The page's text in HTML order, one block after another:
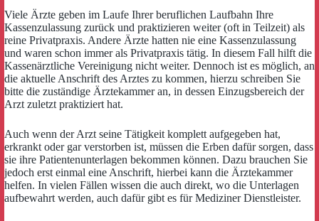
Viele Ärzte geben im Laufe Ihrer beruflichen Laufbahn Ihre
Kassenzulassung zurück und praktizieren weiter (oft in Teilzeit) als
reine Privatpraxis. Andere Ärzte hatten nie eine Kassenzulassung
und waren schon immer als Privatpraxis tätig. In diesem Fall hilft die
Kassenärztliche Vereinigung nicht weiter. Dennoch ist es möglich, an
die aktuelle Anschrift des Arztes zu kommen, hierzu schreiben Sie
bitte die zuständige Ärztekammer an, in dessen Einzugsbereich der
Arzt zuletzt praktiziert hat.
Auch wenn der Arzt seine Tätigkeit komplett aufgegeben hat,
erkrankt oder gar verstorben ist, müssen die Erben dafür sorgen, dass
sie ihre Patientenunterlagen bekommen können. Dazu brauchen Sie
jedoch erst einmal eine Anschrift, hierbei kann die Ärztekammer
helfen. In vielen Fällen wissen die auch direkt, wo die Unterlagen
aufbewahrt werden, auch dafür gibt es für Mediziner Dienstleister.